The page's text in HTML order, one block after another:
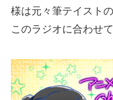
様は元々筆テイスト
このラジオに合わせ